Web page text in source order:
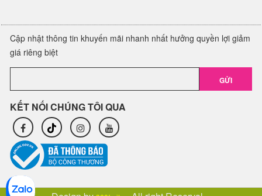
Cập nhật thông tin khuyến mãi nhanh nhất hưởng quyền lợi giảm
giá riêng biệt
GỬI
KẾT NỐI CHÚNG TÔI QUA